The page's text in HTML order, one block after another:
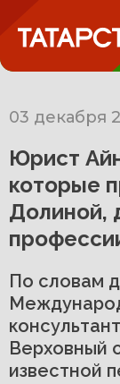
03 декабря
Юрист
которые
Долиной,
По словам
Верховный
известной